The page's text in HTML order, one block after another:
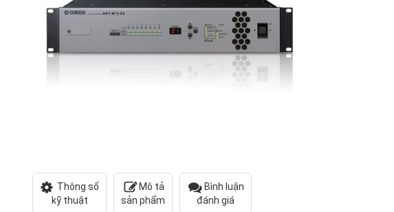
Thông số
kỹ thuật
Mô tả
sản phẩm
Bình luận
đánh giá